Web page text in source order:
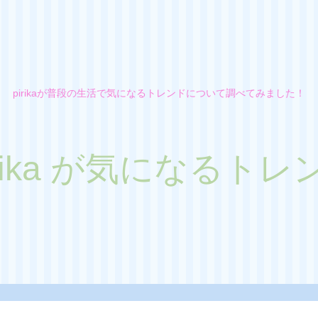
pirikaが普段の生活で気になるトレンドについて調べてみました！
が気になるトレ